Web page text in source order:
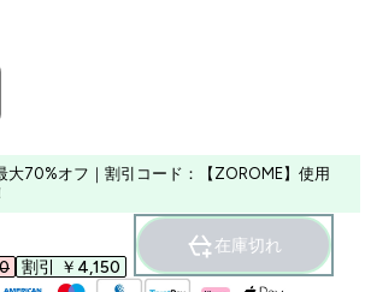
大70%オフ｜割引コード：【ZOROME】使用
price
割引 ￥4,150‎
在庫切れ